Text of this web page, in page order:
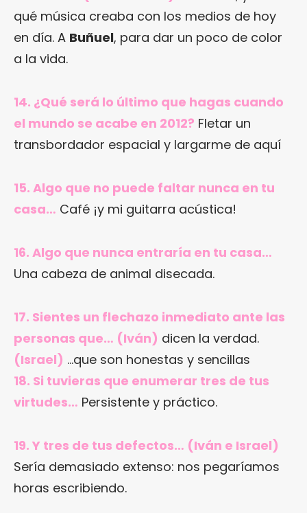
qué música creaba con los medios de hoy
en día. A Buñuel, para dar un poco de color
a la vida.
14. ¿Qué será lo último que hagas cuando
el mundo se acabe en 2012? Fletar un
transbordador espacial y largarme de aquí
15. Algo que no puede faltar nunca en tu
casa… Café ¡y mi guitarra acústica!
16. Algo que nunca entraría en tu casa…
Una cabeza de animal disecada.
17. Sientes un flechazo inmediato ante las
personas que… (Iván) dicen la verdad.
(Israel) …que son honestas y sencillas
18. Si tuvieras que enumerar tres de tus
virtudes… Persistente y práctico.
19. Y tres de tus defectos… (Iván e Israel)
Sería demasiado extenso: nos pegaríamos
horas escribiendo.